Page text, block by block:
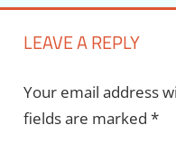
LEAVE A REPLY
Your email address
fields are marked *